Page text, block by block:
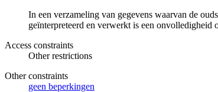
In een verzameling van gegevens waarvan de
geïnterpreteerd en verwerkt is een onvolledigheid
Access constraints
Other restrictions
Other constraints
geen beperkingen